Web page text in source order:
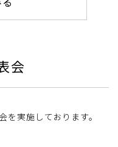
会
を実施しております。